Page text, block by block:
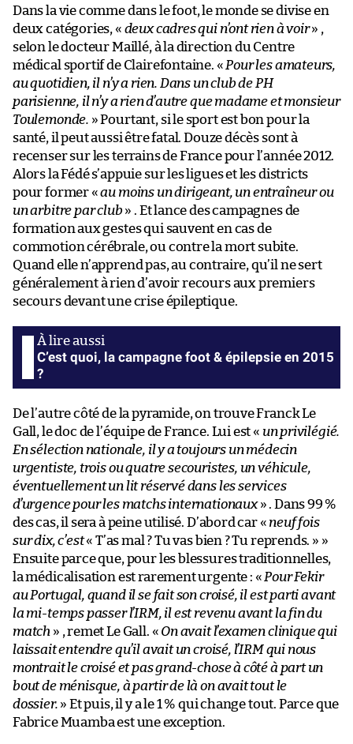
Dans la vie comme dans le foot, le monde se divise en
deux catégories, « deux cadres qui n’ont rien à voir» ,
selon le docteur Maillé, à la direction du Centre
médical sportif de Clairefontaine. « Pour les amateurs,
au quotidien, il n’y a rien. Dans un club de PH
parisienne, il n’y a rien d’autre que madame et monsieur
Toulemonde. » Pourtant, si le sport est bon pour la
santé, il peut aussi être fatal. Douze décès sont à
recenser sur les terrains de France pour l’année 2012.
Alors la Fédé s’appuie sur les ligues et les districts
pour former «au moins un dirigeant, un entraîneur ou
un arbitre par club » . Et lance des campagnes de
formation aux gestes qui sauvent en cas de
commotion cérébrale, ou contre la mort subite.
Quand elle n’apprend pas, au contraire, qu’il ne sert
généralement à rien d’avoir recours aux premiers
secours devant une crise épileptique.
C’est quoi, la campagne foot & épilepsie en 2015
?
De l’autre côté de la pyramide, on trouve Franck Le
Gall, le doc de l’équipe de France. Lui est « un privilégié.
En sélection nationale, il y a toujours un médecin
urgentiste, trois ou quatre secouristes, un véhicule,
éventuellement un lit réservé dans les services
d’urgence pour les matchs internationaux» . Dans 99 %
des cas, il sera à peine utilisé. D’abord car « neuf fois
sur dix, c’est« T’as mal ? Tu vas bien ? Tu reprends. » »
Ensuite parce que, pour les blessures traditionnelles,
la médicalisation est rarement urgente : « Pour Fekir
au Portugal, quand il se fait son croisé, il est parti avant
la mi-temps passer l’IRM, il est revenu avant la fin du
match » , remet Le Gall. « On avait l’examen clinique qui
laissait entendre qu’il avait un croisé, l’IRM qui nous
montrait le croisé et pas grand-chose à côté à part un
bout de ménisque, à partir de là on avait tout le
dossier. » Et puis, il y a le 1 % qui change tout. Parce que
Fabrice Muamba est une exception.